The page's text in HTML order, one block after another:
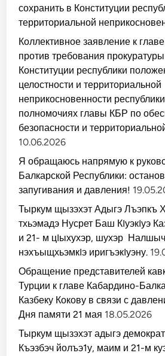
сохранить в Конституции
территориальной
Коллективное заявление к
против требования
Конституции республики
целостности и территориальной
неприкосновенности
полномочиях главы КБР по
безопасности и
10.06.2026
Я обращаюсь напрямую к
Балкарской Республики:
запугивания и давления!
Тыркум щызэхэт Адыгэ Лъэпкъ
тхьэмадэ Нусрет Баш КIуэкIуэ
и 21- м цIыхухэр, шухэр
нэхъыщхьэмкIэ иригъэкIуэну.
Обращение представителей
Турции к главе Кабардино-
Казбеку Кокову в связи с
Дня памяти 21 мая 18.05.2026
Тыркум щызэхэт адыгэ
Къэзбэч йолъэ1у, маим и 21-м